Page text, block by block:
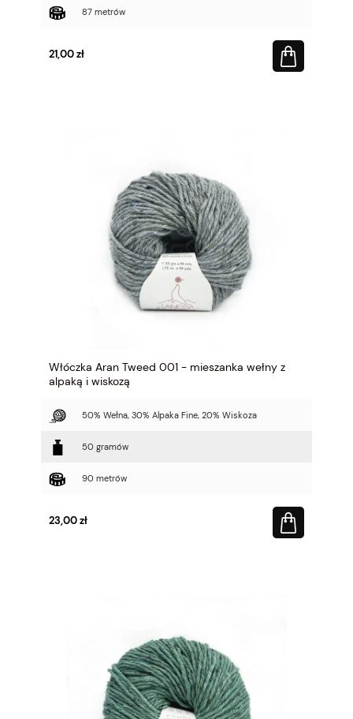
87 metrów
21,00 zł
Włóczka Aran Tweed 001 - mieszanka wełny z
alpaką i wiskozą
50% Wełna, 30% Alpaka Fine, 20% Wiskoza
50 gramów
90 metrów
23,00 zł